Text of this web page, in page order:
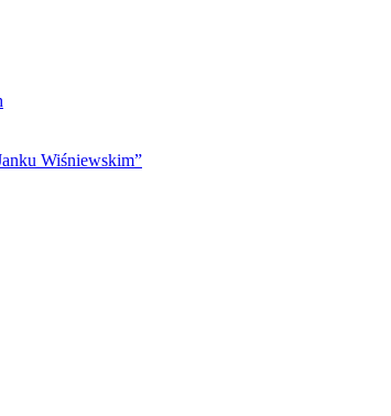
Wiśniewskim”